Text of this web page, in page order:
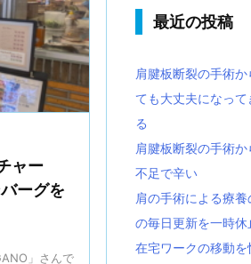
ャー
ーグを
」さんで
最近の投稿
肩腱板断裂の手術
ても大丈夫になっ
る
肩腱板断裂の手術
不足で辛い
肩の手術による療
の毎日更新を一時休
在宅ワークの移動